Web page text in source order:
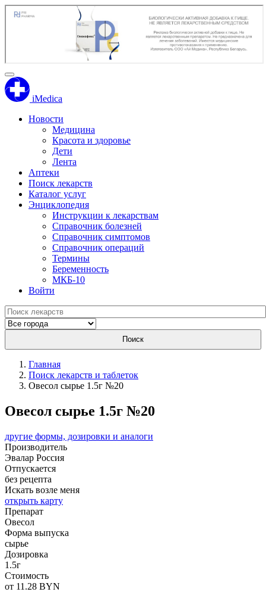
iMedica
Новости
Медицина
Красота и здоровье
Дети
Лента
Аптеки
Поиск лекарств
Каталог услуг
Энциклопедия
Инструкции к лекарствам
Справочник болезней
Справочник симптомов
Справочник операций
Термины
Беременность
МКБ-10
Войти
Поиск
Главная
Поиск лекарств и таблеток
Овесол сырье 1.5г №20
Овесол сырье 1.5г №20
другие формы, дозировки и аналоги
Производитель
Эвалар Россия
Отпускается
без рецепта
Искать возле меня
открыть карту
Препарат
Овесол
Форма выпуска
сырье
Дозировка
1.5г
Стоимость
от 11.28 BYN